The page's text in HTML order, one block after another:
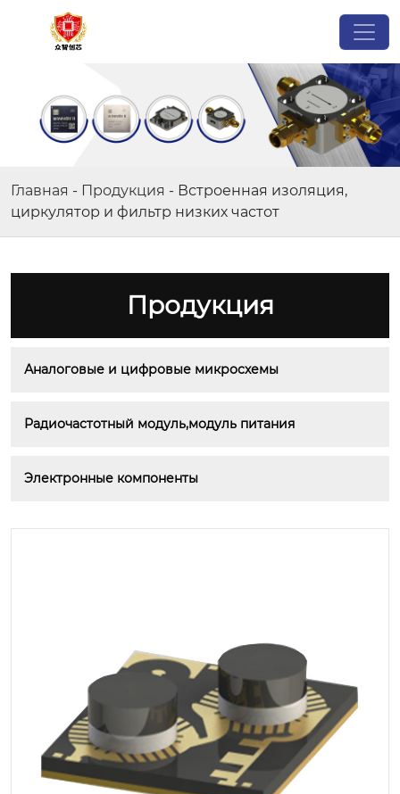
Главная - Продукция - Встроенная изоляция,
циркулятор и фильтр низких частот
Продукция
Аналоговые и цифровые микросхемы
Радиочастотный модуль,модуль питания
Электронные компоненты